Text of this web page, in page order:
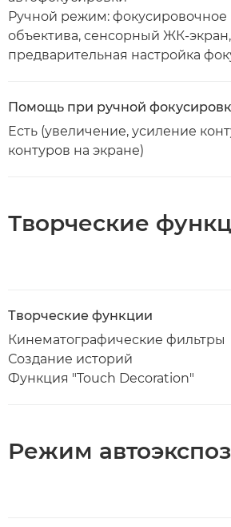
Ручной режим: фокусировочное
объектива, сенсорный ЖК-экран,
предварительная настройка
Помощь при ручной
Есть (увеличение, усиление
контуров на экране)
Творческие
Творческие функции
Кинематографические фильтры
Создание историй
Функция "Touch Decoration"
Режим